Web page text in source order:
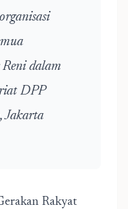
dalam
DPP
Jakarta
Rakyat